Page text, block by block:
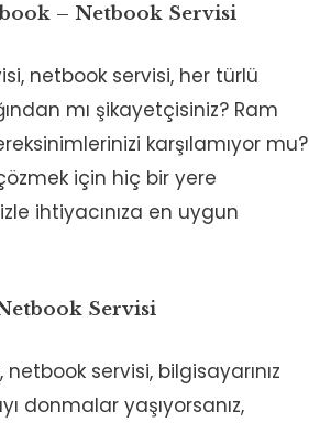
– Netbook Servisi
netbook servisi, her türlü
mı şikayetçisiniz? Ram
karşılamıyor mu?
için hiç bir yere
ihtiyacınıza en uygun
Servisi
servisi, bilgisayarınız
donmalar yaşıyorsanız,